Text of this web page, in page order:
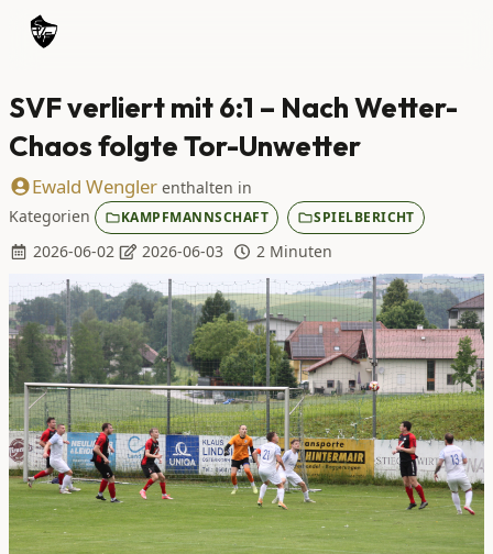
SVF verliert mit 6:1 – Nach Wetter-
Chaos folgte Tor-Unwetter
Ewald Wengler enthalten in
Kategorien
KAMPFMANNSCHAFT SPIELBERICHT
2026-06-02 2026-06-03 2 Minuten